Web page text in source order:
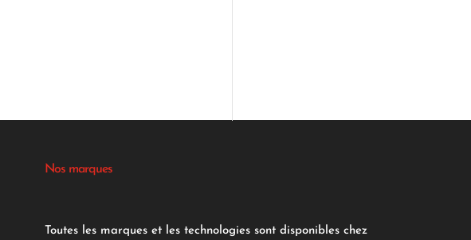
Nos marques
Toutes les marques et les technologies sont disponibles chez